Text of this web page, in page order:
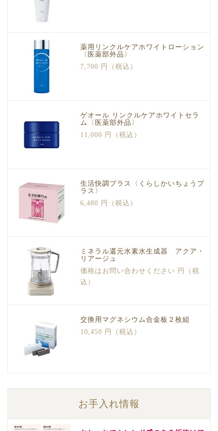
薬用リンクルケアホワイトローション
〈医薬部外品〉
7,700 円（税込）
ゲオール リンクルケアホワイトセラ
ム〈医薬部外品〉
11,000 円（税込）
生活快調プラス〈くらしかいちょうプ
ラス〉
6,480 円（税込）
ミネラル還元水素水生成器 アクア・
リアージュ
価格はお問い合わせください 円（税
込）
交換用マグネシウム合金板２枚組
10,450 円（税込）
お手入れ情報